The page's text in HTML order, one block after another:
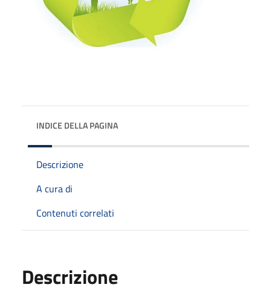
INDICE DELLA PAGINA
Descrizione
A cura di
Contenuti correlati
Descrizione